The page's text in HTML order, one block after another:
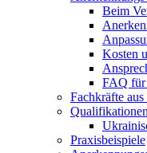
Beim
Kosten
FAQ für
Fachkräfte
Praxisbeispiele